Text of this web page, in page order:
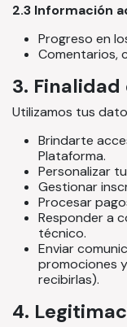
2.3 Información
Progreso en
Comentarios,
3.
Utilizamos tus
Brindarte
Plataforma.
Personalizar
Gestionar
Procesar
Responder a
técnico.
Enviar
promociones
recibirlas).
4.